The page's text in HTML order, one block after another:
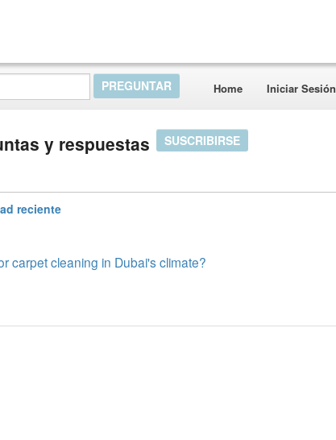
Home Iniciar Sesión
y respuestas SUSCRIBIRSE
reciente
carpet cleaning in Dubai's climate?